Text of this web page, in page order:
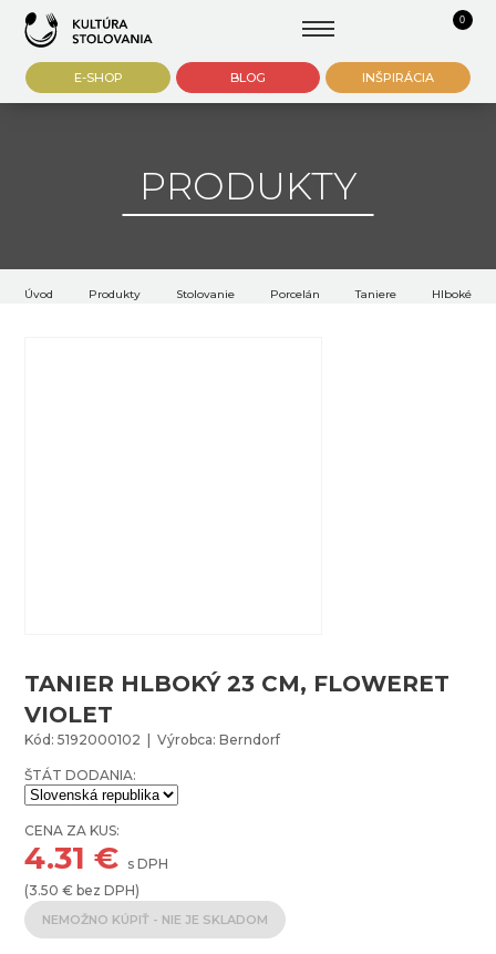
0
E-SHOP BLOG INŠPIRÁCIA
PRODUKTY
Úvod Produkty Stolovanie Porcelán Taniere Hlboké
TANIER HLBOKÝ 23 CM, FLOWERET
VIOLET
Kód: 5192000102 | Výrobca: Berndorf
ŠTÁT DODANIA:
CENA ZA KUS:
4.31 € s DPH
(3.50 € bez DPH)
NEMOŽNO KÚPIŤ - NIE JE SKLADOM